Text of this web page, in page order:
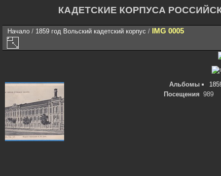
КАДЕТСКИЕ КОРПУСА
Начало / 1859 год Вольский кадетский корпус / IMG 0005
Альбомы
Посещения 989